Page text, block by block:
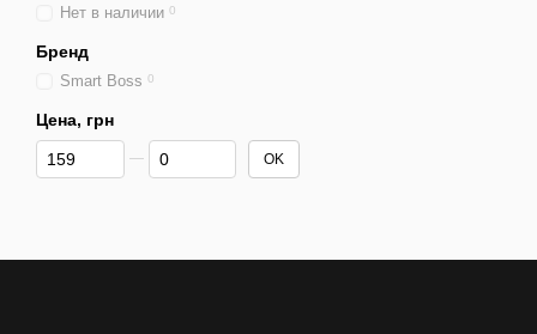
Нет в наличии 0
Бренд
Smart Boss 0
Цена, грн
От Цена, грн
До Цена, грн OK